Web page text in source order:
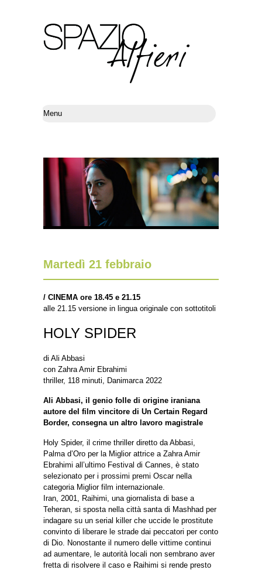
Martedì 21 febbraio
/ CINEMA ore 18.45 e 21.15
alle 21.15 versione in lingua originale con sottotitoli
HOLY SPIDER
di Ali Abbasi
con Zahra Amir Ebrahimi
thriller, 118 minuti, Danimarca 2022
Ali Abbasi, il genio folle di origine iraniana
autore del film vincitore di Un Certain Regard
Border, consegna un altro lavoro magistrale
Holy Spider, il crime thriller diretto da Abbasi,
Palma d’Oro per la Miglior attrice a Zahra Amir
Ebrahimi all’ultimo Festival di Cannes, è stato
selezionato per i prossimi premi Oscar nella
categoria Miglior film internazionale.
Iran, 2001, Raihimi, una giornalista di base a
Teheran, si sposta nella città santa di Mashhad per
indagare su un serial killer che uccide le prostitute
convinto di liberare le strade dai peccatori per conto
di Dio. Nonostante il numero delle vittime continui
ad aumentare, le autorità locali non sembrano aver
fretta di risolvere il caso e Raihimi si rende presto